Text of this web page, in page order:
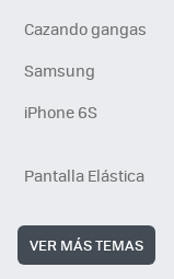
Cazando gangas
Samsung
iPhone 6S
Pantalla Elástica
VER MÁS TEMAS